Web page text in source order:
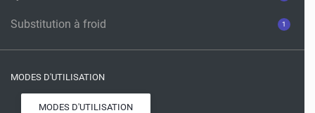
Substitution à froid 1
MODES D'UTILISATION
MODES D'UTILISATION